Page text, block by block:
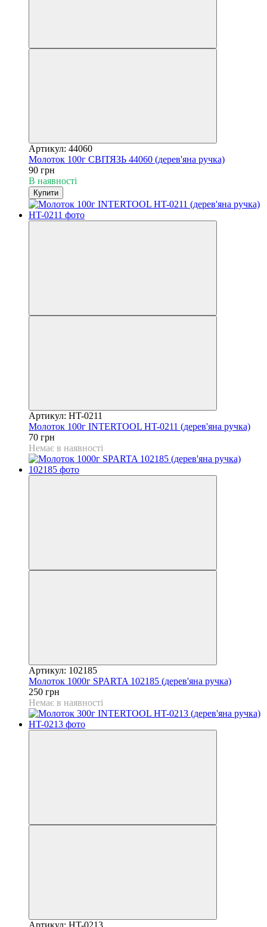
Артикул: 44060
Молоток 100г СВІТЯЗЬ 44060 (дерев'яна ручка)
90 грн
В наявності
Купити
Артикул: HT-0211
Молоток 100г INTERTOOL HT-0211 (дерев'яна ручка)
70 грн
Немає в наявності
Артикул: 102185
Молоток 1000г SPARTA 102185 (дерев'яна ручка)
250 грн
Немає в наявності
Артикул: HT-0213